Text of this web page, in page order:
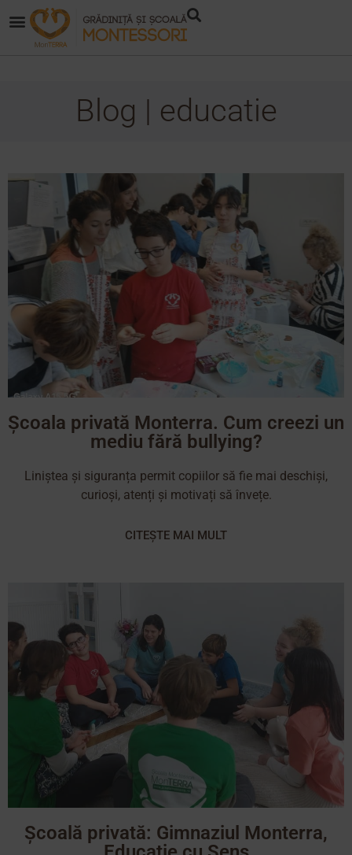
Blog | educatie
Școala privată Monterra. Cum creezi un
mediu fără bullying?
Liniștea și siguranța permit copiilor să fie mai deschiși,
curioși, atenți și motivați să învețe.
CITEȘTE MAI MULT
Școală privată: Gimnaziul Monterra,